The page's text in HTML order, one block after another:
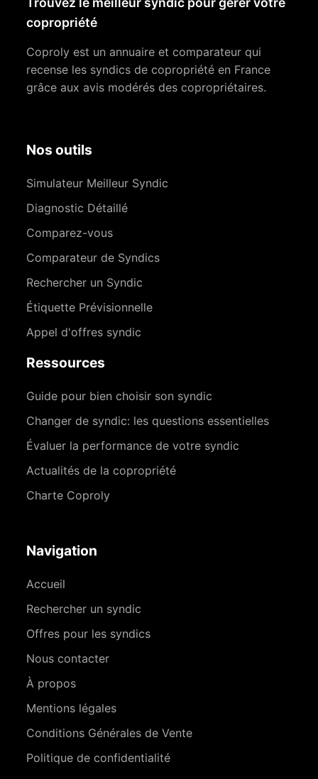
copropriété
Coproly est un annuaire et comparateur qui
recense les syndics de copropriété en France
grâce aux avis modérés des copropriétaires.
Nos outils
Simulateur Meilleur Syndic
Diagnostic Détaillé
Comparez-vous
Comparateur de Syndics
Rechercher un Syndic
Étiquette Prévisionnelle
Appel d'offres syndic
Ressources
Guide pour bien choisir son syndic
Changer de syndic: les questions essentielles
Évaluer la performance de votre syndic
Actualités de la copropriété
Charte Coproly
Navigation
Accueil
Rechercher un syndic
Offres pour les syndics
Nous contacter
À propos
Mentions légales
Conditions Générales de Vente
Politique de confidentialité